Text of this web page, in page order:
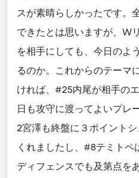
スが素晴らしかったです。
できたとは思いますが、W
を相手にしても、今日のよ
るのか。これからのテーマ
ければ、#25内尾が相手の
日も攻守に渡ってよいプレ
2宮澤も終盤に３ポイント
くれましたし、#8テミトペ
ディフェンスでも及第点を